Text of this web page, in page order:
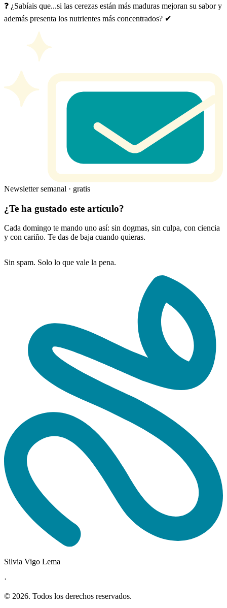
❓ ¿Sabíais que...si las cerezas están más maduras mejoran su sabor y
además presenta los nutrientes más concentrados? ✔
Newsletter semanal · gratis
¿Te ha gustado este artículo?
Cada domingo te mando uno así: sin dogmas, sin culpa, con ciencia
y con cariño. Te das de baja cuando quieras.
Sin spam. Solo lo que vale la pena.
Silvia Vigo Lema
·
© 2026. Todos los derechos reservados.